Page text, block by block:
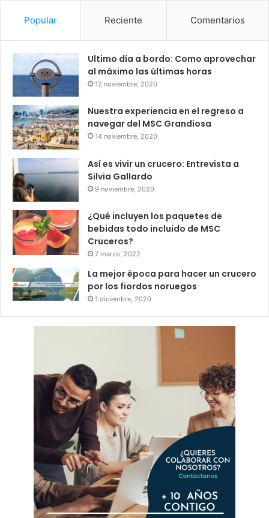
Popular Reciente Comentarios
Ultimo día a bordo: Como aprovechar
al máximo las últimas horas
12 noviembre, 2020
Nuestra experiencia en el regreso a
navegar del MSC Grandiosa
14 noviembre, 2020
Así es vivir un crucero: Entrevista a
Silvia Gallardo
9 noviembre, 2020
¿Qué incluyen los paquetes de
bebidas todo incluido de MSC
Cruceros?
7 marzo, 2022
La mejor época para hacer un crucero
por los fiordos noruegos
1 diciembre, 2020